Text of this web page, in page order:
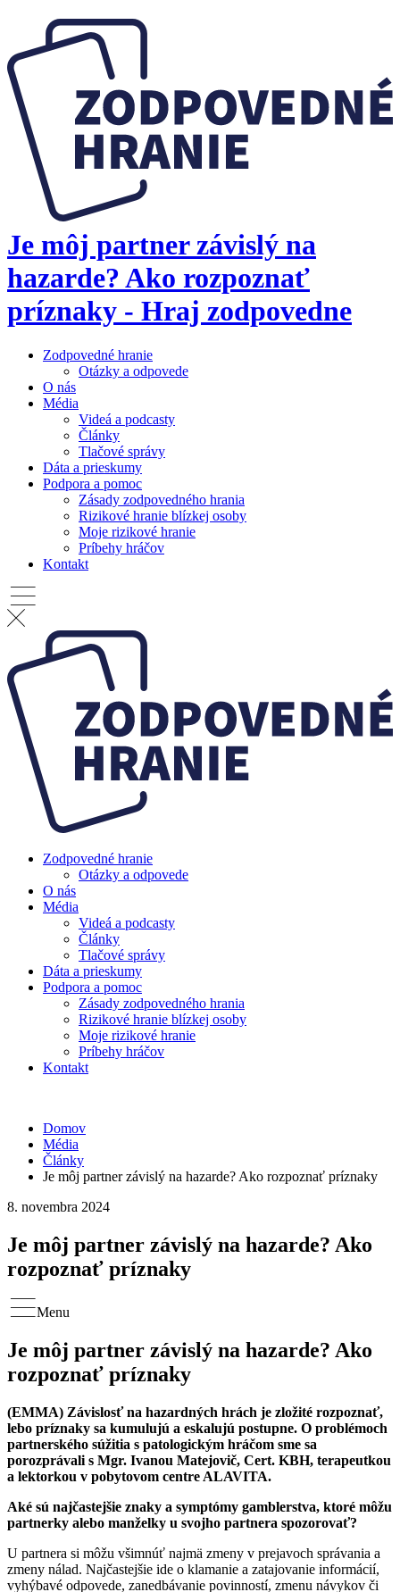
Je môj partner závislý na
hazarde? Ako rozpoznať
príznaky - Hraj zodpovedne
Zodpovedné hranie
Otázky a odpovede
O nás
Média
Videá a podcasty
Články
Tlačové správy
Dáta a prieskumy
Podpora a pomoc
Zásady zodpovedného hrania
Rizikové hranie blízkej osoby
Moje rizikové hranie
Príbehy hráčov
Kontakt
Zodpovedné hranie
Otázky a odpovede
O nás
Média
Videá a podcasty
Články
Tlačové správy
Dáta a prieskumy
Podpora a pomoc
Zásady zodpovedného hrania
Rizikové hranie blízkej osoby
Moje rizikové hranie
Príbehy hráčov
Kontakt
Domov
Média
Články
Je môj partner závislý na hazarde? Ako rozpoznať príznaky
8. novembra 2024
Je môj partner závislý na hazarde? Ako
rozpoznať príznaky
Menu
Je môj partner závislý na hazarde? Ako
rozpoznať príznaky
(EMMA) Závislosť na hazardných hrách je zložité rozpoznať,
lebo príznaky sa kumulujú a eskalujú postupne. O problémoch
partnerského súžitia s patologickým hráčom sme sa
porozprávali s Mgr. Ivanou Matejovič, Cert. KBH, terapeutkou
a lektorkou v pobytovom centre ALAVITA.
Aké sú najčastejšie znaky a symptómy gamblerstva, ktoré môžu
partnerky alebo manželky u svojho partnera spozorovať?
U partnera si môžu všimnúť najmä zmeny v prejavoch správania a
zmeny nálad. Najčastejšie ide o klamanie a zatajovanie informácií,
vyhýbavé odpovede, zanedbávanie povinností, zmenu návykov či